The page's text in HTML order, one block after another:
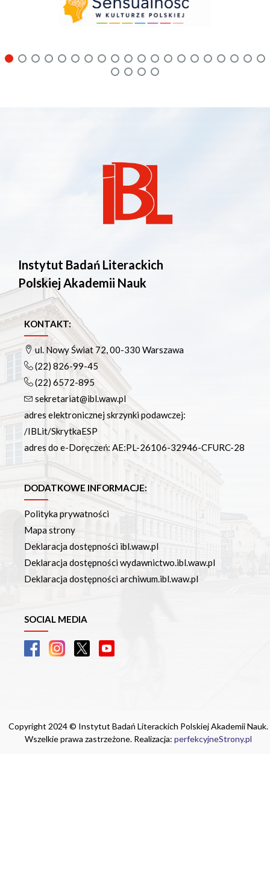
Instytut Badań Literackich
Polskiej Akademii Nauk
KONTAKT:
ul. Nowy Świat 72, 00-330 Warszawa
(22) 826-99-45
(22) 6572-895
sekretariat@ibl.waw.pl
adres elektronicznej skrzynki podawczej:
/IBLit/SkrytkaESP
adres do e-Doręczeń: AE:PL-26106-32946-CFURC-28
DODATKOWE INFORMACJE:
Polityka prywatności
Mapa strony
Deklaracja dostępności ibl.waw.pl
Deklaracja dostępności wydawnictwo.ibl.waw.pl
Deklaracja dostępności archiwum.ibl.waw.pl
SOCIAL MEDIA
Copyright 2024 © Instytut Badań Literackich Polskiej Akademii Nauk.
Wszelkie prawa zastrzeżone. Realizacja: perfekcyjneStrony.pl